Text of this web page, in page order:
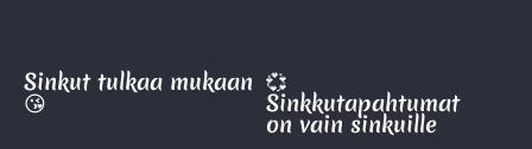
Sinkut tulkaa mukaan
😘
💞
Sinkkutapahtumat
on vain sinkuille